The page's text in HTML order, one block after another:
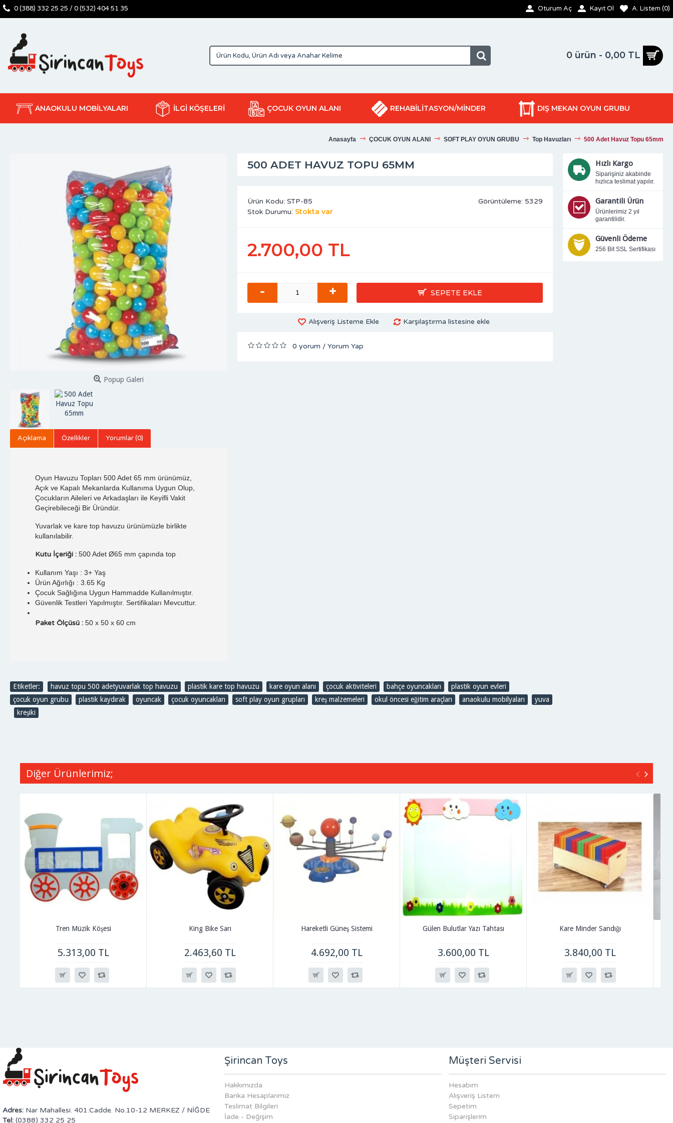
0 (388) 332 25 25 / 0 (532) 404 51 35 Oturum Aç Kayıt Ol A. Listem (0)
0 ürün - 0,00 TL
ANAOKULU MOBİLYALARI İLGİ KÖŞELERİ ÇOCUK OYUN ALANI REHABİLİTASYON/MİNDER DIŞ MEKAN OYUN GRUBU
Anasayfa ÇOCUK OYUN ALANI SOFT PLAY OYUN GRUBU Top Havuzları 500 Adet Havuz Topu 65mm
Hızlı Kargo
Siparişiniz akabinde
hızlıca teslimat yapılır.
Garantili Ürün
Ürünlerimiz 2 yıl
garantilidir.
Güvenli Ödeme
256 Bit SSL Sertifikası
Popup Galeri
Açıklama Özellikler Yorumlar (0)
Oyun Havuzu Topları 500 Adet 65 mm ürünümüz,
Açık ve Kapalı Mekanlarda Kullanıma Uygun Olup,
Çocukların Aileleri ve Arkadaşları ile Keyifli Vakit
Geçirebileceği Bir Üründür.
Yuvarlak ve kare top havuzu ürünümüzle birlikte
kullanılabilir.
Kutu İçeriği : 500 Adet Ø65 mm çapında top
Kullanım Yaşı : 3+ Yaş
Ürün Ağırlığı : 3.65 Kg
Çocuk Sağlığına Uygun Hammadde Kullanılmıştır.
Güvenlik Testleri Yapılmıştır. Sertifikaları Mevcuttur.
Paket Ölçüsü : 50 x 50 x 60 cm
500 ADET HAVUZ TOPU 65MM
Görüntüleme: 5329
Ürün Kodu: STP-85
Stok Durumu: Stokta var
2.700,00 TL
- + SEPETE EKLE
Alışveriş Listeme Ekle Karşılaştırma listesine ekle
0 yorum / Yorum Yap
Etiketler: havuz topu 500 adetyuvarlak top havuzu plastik kare top havuzu kare oyun alanı çocuk aktiviteleri bahçe oyuncakları plastik oyun evleri
çocuk oyun grubu
plastik kaydırak oyuncak çocuk oyuncakları soft play oyun grupları kreş malzemeleri okul öncesi eğitim araçları anaokulu mobilyaları
yuva
kreşiki
Diğer Ürünlerimiz;
Tren Müzik Köşesi
5.313,00 TL
King Bike Sarı
2.463,60 TL
Hareketli Güneş Sistemi
4.692,00 TL
Gülen Bulutlar Yazı Tahtası
3.600,00 TL
Kare Minder Sandığı
3.840,00 TL
Adres: Nar Mahallesi. 401.Cadde. No.10-12 MERKEZ / NİĞDE
Tel: (0388) 332 25 25
Şirincan Toys
Hakkımızda
Banka Hesaplarımız
Teslimat Bilgileri
İade - Değişim
Müşteri Servisi
Hesabım
Alışveriş Listem
Sepetim
Siparişlerim